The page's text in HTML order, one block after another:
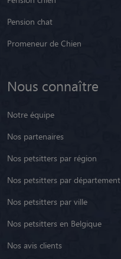
Pension chat
Promeneur de Chien
Nous connaître
Notre équipe
Nos partenaires
Nos petsitters par région
Nos petsitters par département
Nos petsitters par ville
Nos petsitters en Belgique
Nos avis clients